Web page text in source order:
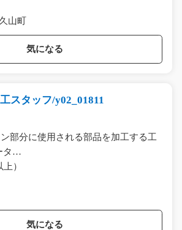
山町
気になる
スタッフ/y02_01811
部分に使用される部品を加工する工
タ…
）
気になる